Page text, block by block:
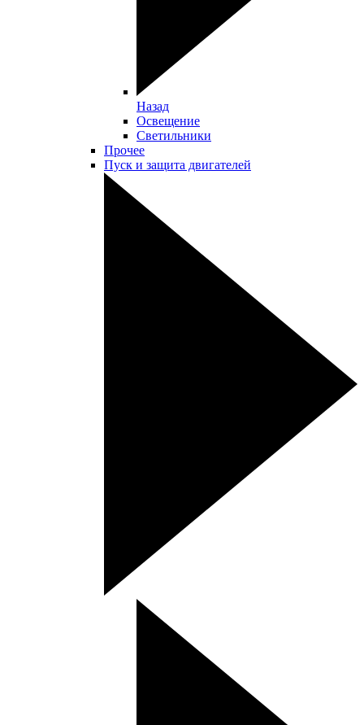
Назад
Освещение
Светильники
Прочее
Пуск и защита двигателей